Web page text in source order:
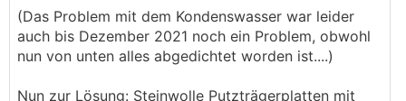
(Das Problem mit dem Kondenswasser war leider
auch bis Dezember 2021 noch ein Problem, obwohl
nun von unten alles abgedichtet worden ist....)
Nun zur Lösung: Steinwolle Putzträgerplatten mit